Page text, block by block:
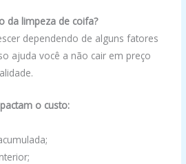
da limpeza de coifa?
dependendo de alguns fatores
ajuda você a não cair em preço
o custo: